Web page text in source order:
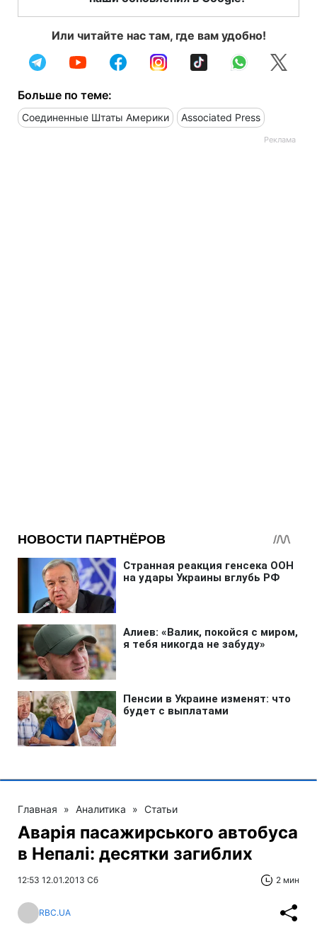
Или читайте нас там, где вам удобно!
Больше по теме:
Соединенные Штаты Америки Associated Press
Главная » Аналитика » Статьи
Аварія пасажирського автобуса
в Непалі: десятки загиблих
12:53 12.01.2013 Сб 2 мин
RBC.UA